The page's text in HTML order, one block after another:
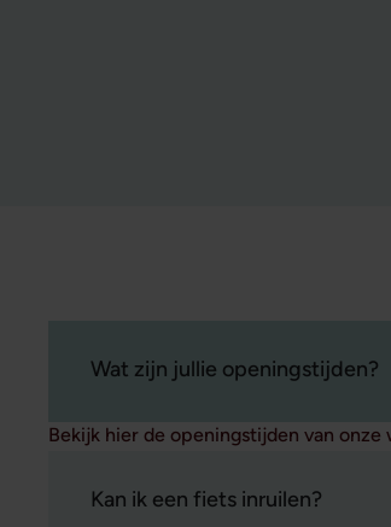
Wat zijn jullie openingstijden?
Bekijk hier de openingstijden van onze
Kan ik een fiets inruilen?